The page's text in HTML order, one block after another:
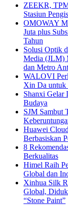
ZEEKR,
Stasiun
OMOWAY
Juta plus
Tahun
Solusi Optik
Media (JLM)
dan Metro
WALOVI
Xin Da untuk
Shanxi Gelar
Budaya
SJM Sambut
Huawei
Berbasiskan
8
Berkualitas
Himel Raih
Global dan
Xinhua Silk
Global,
“Stone Paint”